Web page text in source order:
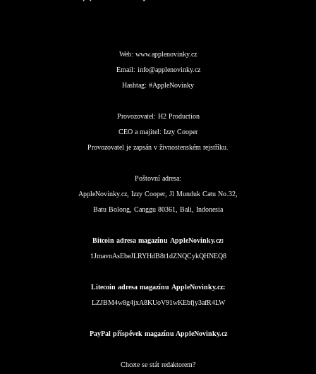
Web: www.applenovinky.cz
Email: info@applenovinky.cz
Hashtag: #AppleNovinky
Provozovatel: H2 Production
CEO a majitel: Izzy Cooper
Provozovatel je zapsán v živnostenském rejstříku.
Poštovní adresa:
AppleNovinky.cz, Izzy Cooper, Jl Munduk Catu No.32,
Batu Bolong, Canggu 80361, Bali, Indonesia
Bitcoin adresa magazínu AppleNovinky.cz:
1JmavnAsEbeJLRYHdB8t1dZNQCykQHNEQ8
Litecoin adresa magazínu AppleNovinky.cz:
LZJBM4w8g4jxA8KUoV91wKEbfjy3afR4LW
PayPal příspěvek magazínu AppleNovinky.cz
Chcete se stát redaktorem?